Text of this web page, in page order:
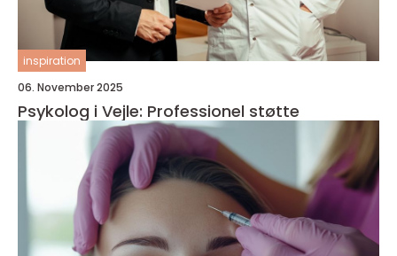
inspiration
06. November 2025
Psykolog i Vejle: Professionel støtte